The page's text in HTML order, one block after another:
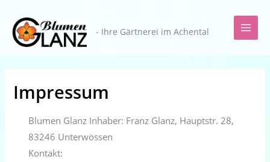
Inhalt
springen
- Ihre Gärtnerei im Achental
Impressum
Blumen Glanz Inhaber: Franz Glanz, Hauptstr. 28,
83246 Unterwössen
Kontakt: